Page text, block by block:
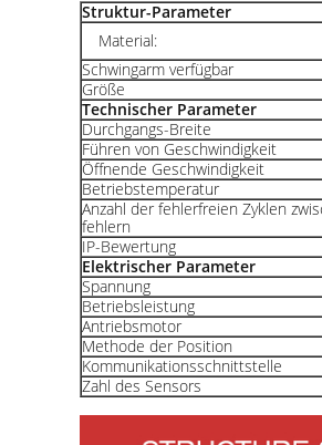
Struktur-Parameter
Material:
Schwingarm verfügbar
Größe
Technischer Parameter
Durchgangs-Breite
Führen von Geschwindigkeit
Öffnende Geschwindigkeit
Betriebstemperatur
Anzahl der fehlerfreien Zyklen
fehlern
IP-Bewertung
Elektrischer Parameter
Spannung
Betriebsleistung
Antriebsmotor
Methode der Position
Kommunikationsschnittstelle
Zahl des Sensors